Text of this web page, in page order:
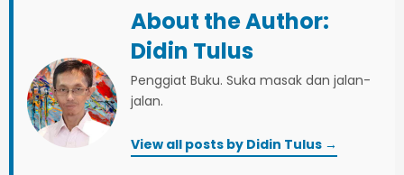
R
e
About the Author:
Didin Tulus
Penggiat Buku. Suka masak dan jalan-
jalan.
View all posts by Didin Tulus →